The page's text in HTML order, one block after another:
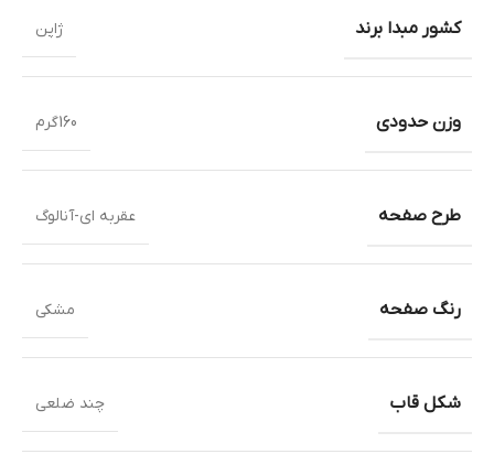
کشور مبدا برند ژاپن
وزن حدودی 160گرم
طرح صفحه عقربه ای-آنالوگ
رنگ صفحه مشکی
شکل قاب چند ضلعی